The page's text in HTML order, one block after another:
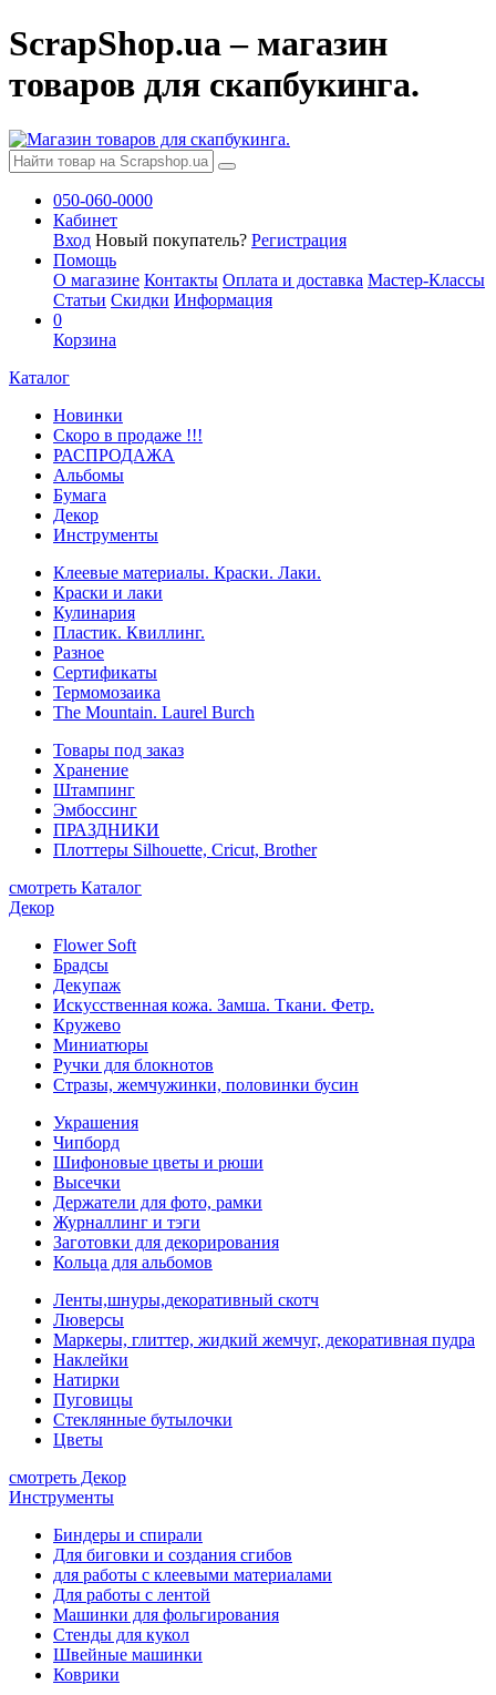
ScrapShop.ua – магазин
товаров для скапбукинга.
050-060-0000
Кабинет
Вход Новый покупатель? Регистрация
Помощь
О магазине Контакты Оплата и доставка Мастер-Классы
Статьи Скидки Информация
0
Корзина
Каталог
Новинки
Скоро в продаже !!!
РАСПРОДАЖА
Альбомы
Бумага
Декор
Инструменты
Клеевые материалы. Краски. Лаки.
Краски и лаки
Кулинария
Пластик. Квиллинг.
Разное
Сертификаты
Термомозаика
The Mountain. Laurel Burch
Товары под заказ
Хранение
Штампинг
Эмбоссинг
ПРАЗДНИКИ
Плоттеры Silhouette, Cricut, Brother
смотреть Каталог
Декор
Flower Soft
Брадсы
Декупаж
Искусственная кожа. Замша. Ткани. Фетр.
Кружево
Миниатюры
Ручки для блокнотов
Стразы, жемчужинки, половинки бусин
Украшения
Чипборд
Шифоновые цветы и рюши
Высечки
Держатели для фото, рамки
Журналлинг и тэги
Заготовки для декорирования
Кольца для альбомов
Ленты,шнуры,декоративный скотч
Люверсы
Маркеры, глиттер, жидкий жемчуг, декоративная пудра
Наклейки
Натирки
Пуговицы
Стеклянные бутылочки
Цветы
смотреть Декор
Инструменты
Биндеры и спирали
Для биговки и создания сгибов
для работы с клеевыми материалами
Для работы с лентой
Машинки для фольгирования
Стенды для кукол
Швейные машинки
Коврики